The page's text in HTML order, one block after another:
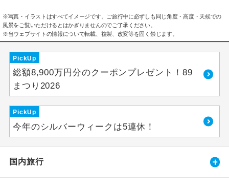
※写真・イラストはすべてイメージです。ご旅行中に必ずしも同じ角度・高度・天候での
風景をご覧いただけるとはかぎりませんのでご了承ください。
※当ウェブサイトの情報について転載、複製、改変等を固く禁じます。
PickUp
総額8,900万円分のクーポンプレゼント！89
まつり2026
PickUp
今年のシルバーウィークは5連休！
国内旅行